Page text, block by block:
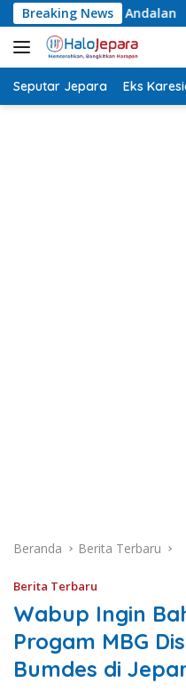
Langsung
ke
konten
Breaking News
Proyek Betonisasi Jalan
Seputar Jepara Eks
Beranda Berita Terbaru
Berita Terbaru
Wabup Ingin
Progam MBG
Bumdes di